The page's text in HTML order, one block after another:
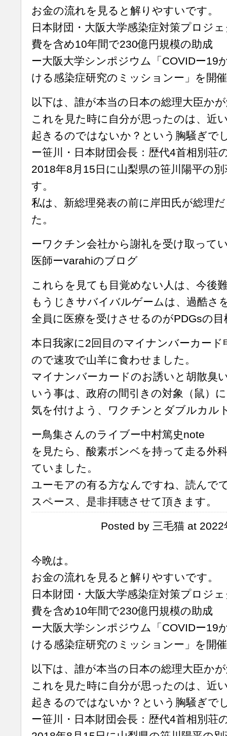
お金の流れを見ると解りやすいです。
日本財団・大阪大学感染症対策プロジ
費を含め10年間で230億円規模の助成
ー大阪大学シンポジウム「COVIDー19
ける感染症研究のミッションー」を開
以下は、誰が本当の日本の総理大臣か
これを見た時に自分が思ったのは、近
起きるのではないか？という胸騒ぎで
ー笹川・日本財団会長：歴代4首相別
2018年8月15日に山梨県の笹川陽平の
す。
私は、新総理発表の前に岸田氏が総理
た。
ーワクチン会社から謝礼を受け取って
医師ーvarahiのブログ
これらを見ても目覚めない人は、今後
もうじきサバイバルゲームは、過酷さ
全員に医療を受けさせるのがPDGsの
本日我家に2回目のマイナンバーカー
ので速攻で山羊に食わせました。
マイナンバーカードのお誘いと胡散臭
いう事は、政府の間引きの対象（鼠）
気を付けよう、ワクチンとダブルカル
ー鳥集さんのライブー中村篤史note
を見たら、酸素ボンベを持って走る外
ていました。
ユーモアの有る方なんですね、読んで
スペース、是非拝聴させて頂きます。
Posted by 三毛猫 at
今晩は。
お金の流れを見ると解りやすいです。
日本財団・大阪大学感染症対策プロジ
費を含め10年間で230億円規模の助成
ー大阪大学シンポジウム「COVIDー19
ける感染症研究のミッションー」を開
以下は、誰が本当の日本の総理大臣か
これを見た時に自分が思ったのは、近
起きるのではないか？という胸騒ぎで
ー笹川・日本財団会長：歴代4首相別